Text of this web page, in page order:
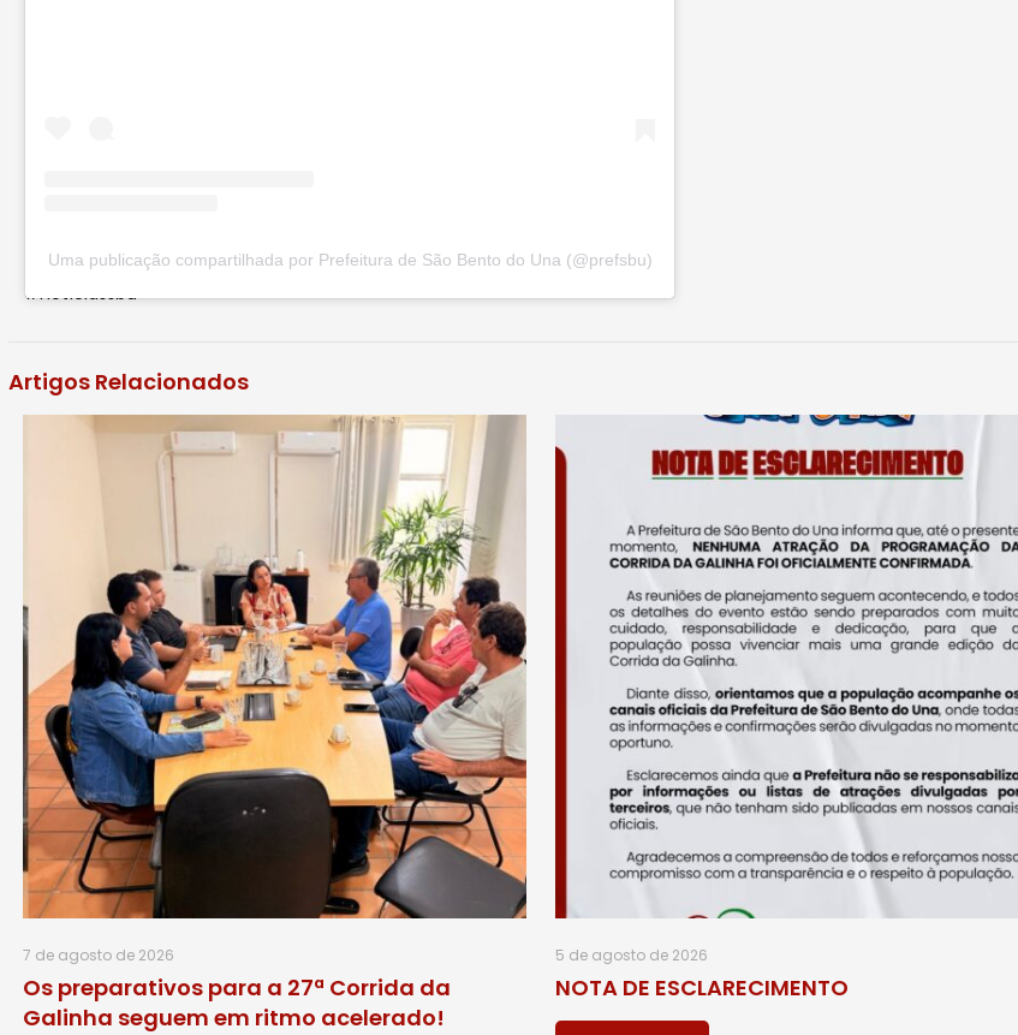
Uma publicação compartilhada por Prefeitura de São Bento do Una (@prefsbu)
#notíciassbu
Artigos Relacionados
7 de agosto de 2026
Os preparativos para a 27ª Corrida da
Galinha seguem em ritmo acelerado!
5 de agosto de 2026
NOTA DE ESCLARECIMENTO